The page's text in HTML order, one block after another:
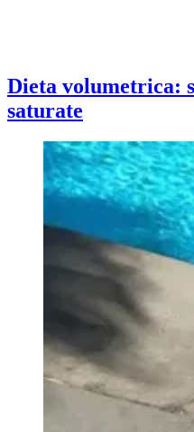
Dieta volumetrica:
saturate